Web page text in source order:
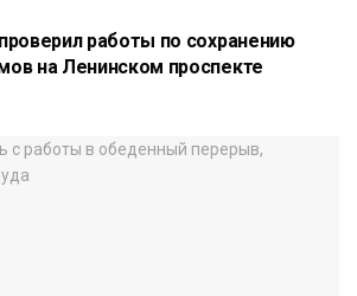
работы по сохранению
на Ленинском проспекте